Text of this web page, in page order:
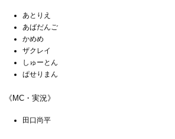
あとりえ
あばだんご
かめめ
ザクレイ
しゅーとん
ぱせりまん
《MC・実況》
田口尚平